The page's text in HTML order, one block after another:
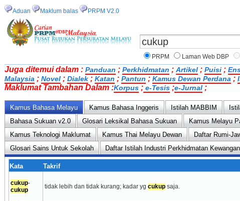
Aduan Maklum balas PRPM V2.0
PRPM
Laman Web DBP
Juga ditemui dalam : Panduan ; Perkhidmatan ; Artikel ; Puisi ;
Malaysia ; Novel ; Dialek ; Katan ; Pantun ; Kamus Dewan Perdana ;
Maklumat Tambahan Dalam :Korpus ; e-Tesis ;e-Jurnal ;
Kamus Bahasa Melayu Kamus Bahasa Inggeris Istilah MABBIM
Bahasa Sukuan v2.0
Glosari Leksikal Bahasa Sukuan Kamus Melayu
Kamus Teknologi Maklumat
Kamus Thai Melayu Dewan Daftar Rumi-
Glosari Sains Untuk Sekolah
Daftar Istilah Industri Perkhidmatan Kewangan
Kata Takrif
cukup-
cukup
tidak lebih dan tidak kurang; kadar yg cukup saja.